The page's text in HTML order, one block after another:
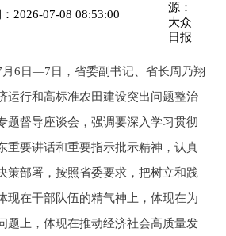
2026-07-08 08:53:00
源：
大众
日报
6日—7日，省委副书记、省长周乃翔
运行和高标准农田建设突出问题整治
题督导座谈会，强调要深入学习贯彻
重要讲话和重要指示批示精神，认真
策部署，按照省委要求，把树立和践
现在干部队伍的精气神上，体现在为
题上，体现在推动经济社会高质量发